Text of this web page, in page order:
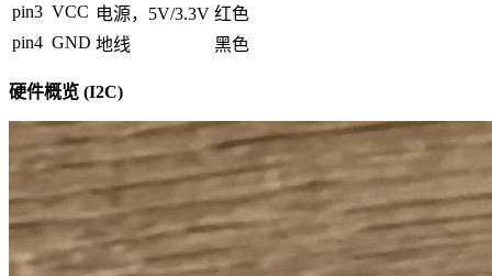
pin3 VCC 电源，5V/3.3V 红色
pin4 GND 地线 黑色
硬件概览 (I2C)